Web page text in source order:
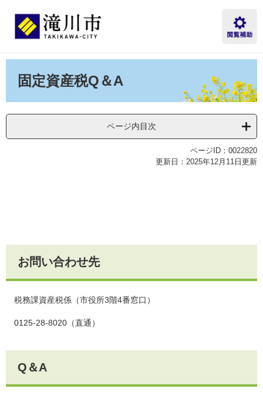
先
を
て
本
へ
固定資産税Q＆A
ページ内目次
ページID：0022820
更新日：2025年12月11日更新
お問い合わせ先
税務課資産税係（市役所3階4番窓口）
0125-28-8020（直通）
Q＆A